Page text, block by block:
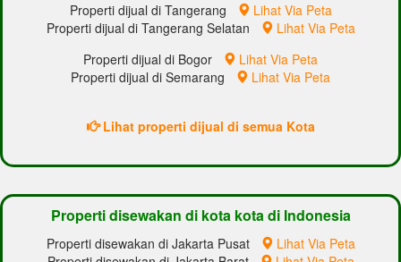
Properti dijual di Tangerang
Lihat Via Peta
Properti dijual di Tangerang Selatan
Lihat Via Peta
Properti dijual di Bogor
Lihat Via Peta
Properti dijual di Semarang
Lihat Via Peta
Lihat properti dijual di semua Kota
Properti disewakan di kota kota di Indonesia
Properti disewakan di Jakarta Pusat
Lihat Via Peta